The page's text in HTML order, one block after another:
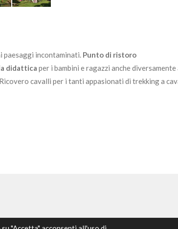
paesaggi incontaminati. Punto di ristoro
didattica per i bambini e ragazzi anche diversamente
cavalli per i tanti appasionati di trekking a